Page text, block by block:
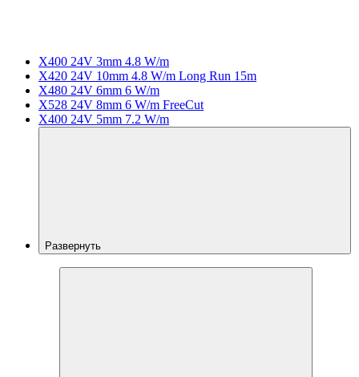
X400 24V 3mm 4.8 W/m
X420 24V 10mm 4.8 W/m Long Run 15m
X480 24V 6mm 6 W/m
X528 24V 8mm 6 W/m FreeCut
X400 24V 5mm 7.2 W/m
Развернуть